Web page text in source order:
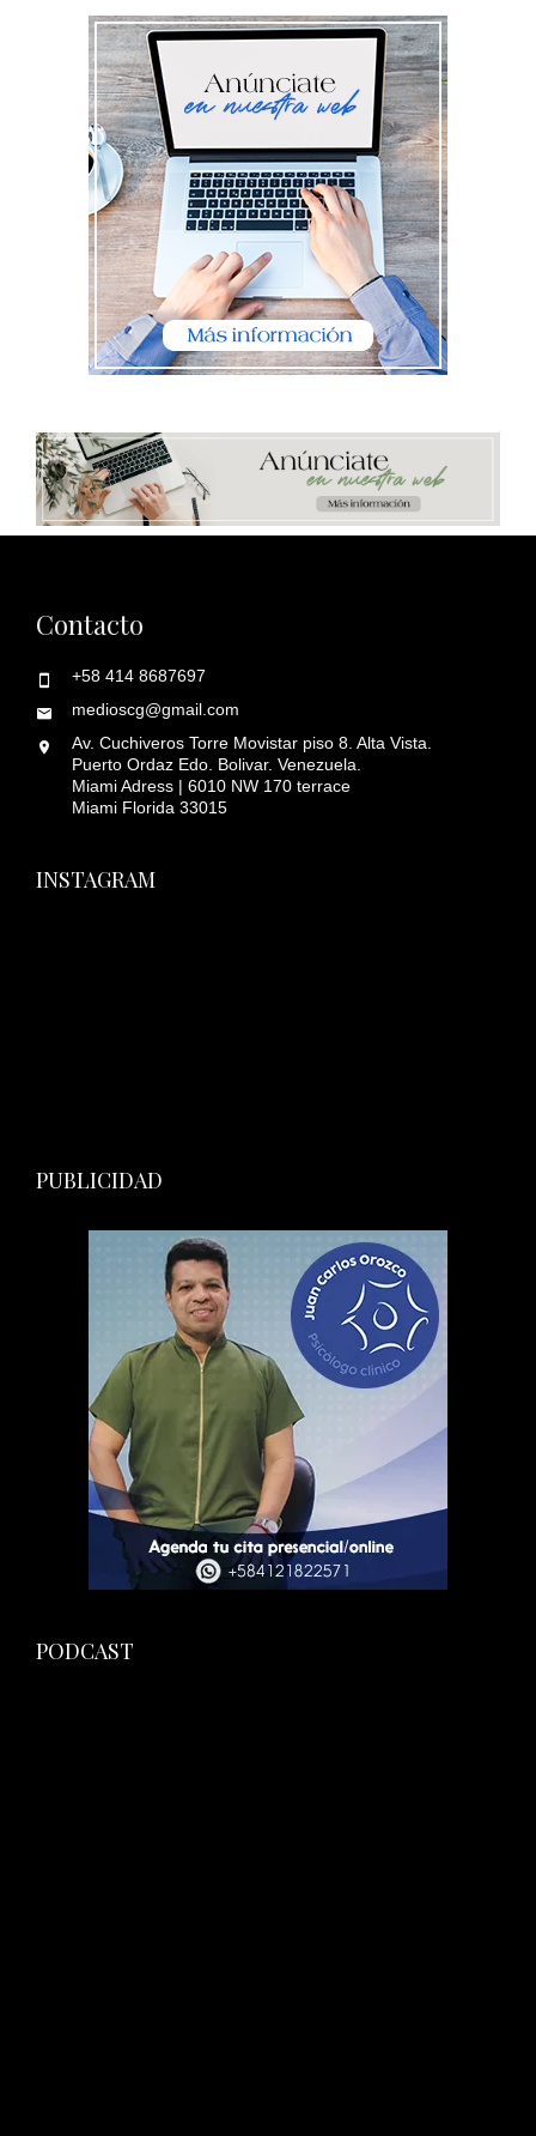
Contacto
+58 414 8687697
medioscg@gmail.com
Av. Cuchiveros Torre Movistar piso 8. Alta Vista.
Puerto Ordaz Edo. Bolivar. Venezuela.
Miami Adress | 6010 NW 170 terrace
Miami Florida 33015
INSTAGRAM
PUBLICIDAD
PODCAST